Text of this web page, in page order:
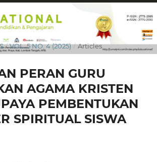
/ VOL. 5 NO. 4 (2025) / Articles
PERAN GURU
AGAMA KRISTEN
PEMBENTUKAN
SPIRITUAL SISWA